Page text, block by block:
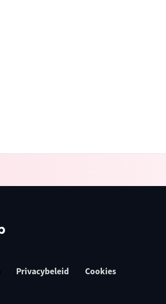
Privacybeleid Cookies